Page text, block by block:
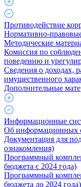
Противодействие
Нормативно-
Методические
Комиссия по
поведению и
Сведения о доходах,
имущественного
Дополнительные
Информационные
Об информационных
Документация для
ознакомления)
Программный
бюджета с 2024 года)
Программный
бюджета до 2024 года)